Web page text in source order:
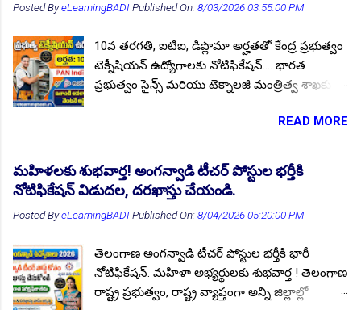
👆Online Applications Ends on 12-August-2026
Posted ByeLearningBADI Published On:8/03/2026 03:55:00 PM
10వ తరగతి, ఐటిఐ, డిప్లొమా అర్హతతో కేంద్ర ప్రభుత్వం
టెక్నీషియన్ ఉద్యోగాలకు నోటిఫికేషన్.... భారత
ప్రభుత్వం సైన్స్ మరియు టెక్నాలజీ మంత్రిత్వ శాఖకు
(CSIR) లో ఖాళీగా ఉన్నటువంటి టెక్నీషియన్ పోస్టుల
భర్తీకి అర్హులైన భారతీయ అభ్యర్థుల నుండి ఆన్లైన్
దరఖాస్తులను ఆహ్వానిస్తున్న నోటిఫికేషన్ జారీ చేసింది.
అర్హులైన భారతీయ అభ్యర్థులు 04.07.2026 @
10:00AM నుండి 14.08.2026 @ 05:00PM వరకు
లేదా అంతకంటే ముందు దరఖాస్తులను ఆన్లైన్లో
ఈ అవకాశం కోసం దరఖాస్తు చేసుకోవచ్చు. ఈ
నోటిఫికేషన్ యొక్క పూర్తి ముఖ్య సమాచారం మీకోసం
ఇక్కడ. Follow US for More ✨Latest Update's
READ MORE
మహిళలకు శుభవార్త! అంగన్వాడి టీచర్ పోస్టుల భర్తీకి
నోటిఫికేషన్ విడుదల, దరఖాస్తు చేయండి.
Posted ByeLearningBADI Published On:8/04/2026 05:20:00 PM
తెలంగాణ అంగన్వాడి టీచర్ పోస్టుల భర్తీకి భారీ
నోటిఫికేషన్. మహిళా అభ్యర్థులకు శుభవార్త ! తెలంగాణ
రాష్ట్ర ప్రభుత్వం, రాష్ట్ర వ్యాప్తంగా అన్ని జిల్లాల్లో